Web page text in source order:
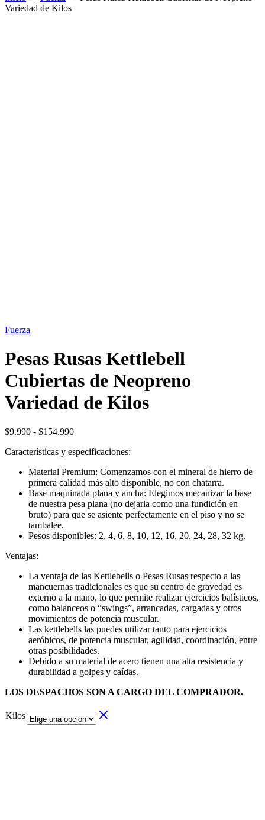
Variedad de Kilos
Fuerza
Pesas Rusas Kettlebell
Cubiertas de Neopreno
Variedad de Kilos
$9.990 - $154.990Rango
precios:
$9.990
hasta
$154.990
Características y especificaciones:
Material Premium: Comenzamos con el mineral de hierro de
primera calidad más alto disponible, no con chatarra.
Base maquinada plana y ancha: Elegimos mecanizar la base
de nuestra pesa plana (no dejarla como una fundición en
bruto) para que se asiente perfectamente en el piso y no se
tambalee.
Pesos disponibles: 2, 4, 6, 8, 10, 12, 16, 20, 24, 28, 32 kg.
Ventajas:
La ventaja de las Kettlebells o Pesas Rusas respecto a las
mancuernas tradicionales es que su centro de gravedad es
externo a la mano, lo que permite realizar ejercicios balísticos,
como balanceos o “swings”, arrancadas, cargadas y otros
movimientos de potencia muscular.
Las kettlebells las puedes utilizar tanto para ejercicios
aeróbicos, de potencia muscular, agilidad, coordinación, entre
otras posibilidades.
Debido a su material de acero tienen una alta resistencia y
durabilidad a golpes y caídas.
LOS DESPACHOS SON A CARGO DEL COMPRADOR.
Kilos